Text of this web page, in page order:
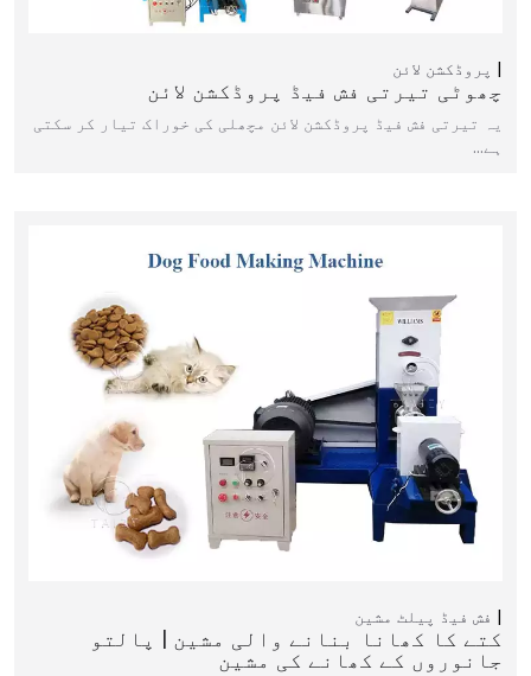
پروڈکشن لائن
چھوٹی تیرتی فش فیڈ پروڈکشن لائن
یہ تیرتی فش فیڈ پروڈکشن لائن مچھلی کی خوراک تیار کر سکتی
ہے…
فش فیڈ پیلٹ مشین
کتے کا کھانا بنانے والی مشین | پالتو
جانوروں کے کھانے کی مشین